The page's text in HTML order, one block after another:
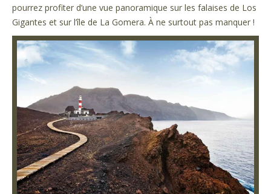
pourrez profiter d’une vue panoramique sur les falaises de Los
Gigantes et sur l’île de La Gomera. À ne surtout pas manquer !